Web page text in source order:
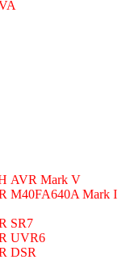
AVR Mark V
M40FA640A Mark I
SR7
UVR6
DSR